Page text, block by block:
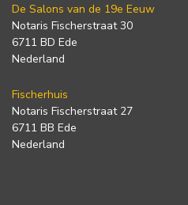
De Salons van de 19e Eeuw
Notaris Fischerstraat 30
6711 BD Ede
Nederland
Fischerhuis
Notaris Fischerstraat 27
6711 BB Ede
Nederland